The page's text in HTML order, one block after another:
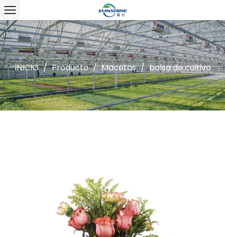
INICIO / Producto / Macetas / bolsa de cultivo